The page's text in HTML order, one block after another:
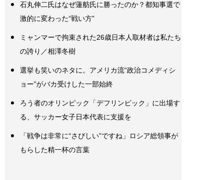
石丸伸二氏はなぜ蓮舫氏に勝ったのか？都知事選で
激的に変わった“戦い方”
ミャンマーで拘束された26歳日本人取材者は私たち
の誇り／相澤冬樹
選挙も笑いのネタに。アメリカ流“政治コメディシ
ョー”がバカ受けした一部始終
ろう者のオリンピック「デフリンピック」に出場す
る、サッカー女子日本代表に支援を
「戦争は非常に“さびしい”ですね」ロシア総領事が
もらした精一杯の言葉